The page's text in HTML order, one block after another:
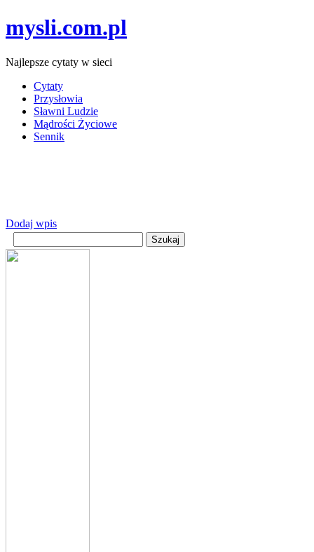
mysli.com.pl
Najlepsze cytaty w sieci
Cytaty
Przysłowia
Sławni Ludzie
Mądrości Życiowe
Sennik
Dodaj wpis